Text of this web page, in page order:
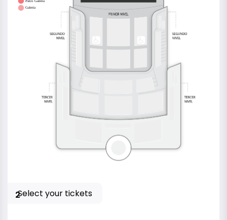
Galeria
Select your tickets
2